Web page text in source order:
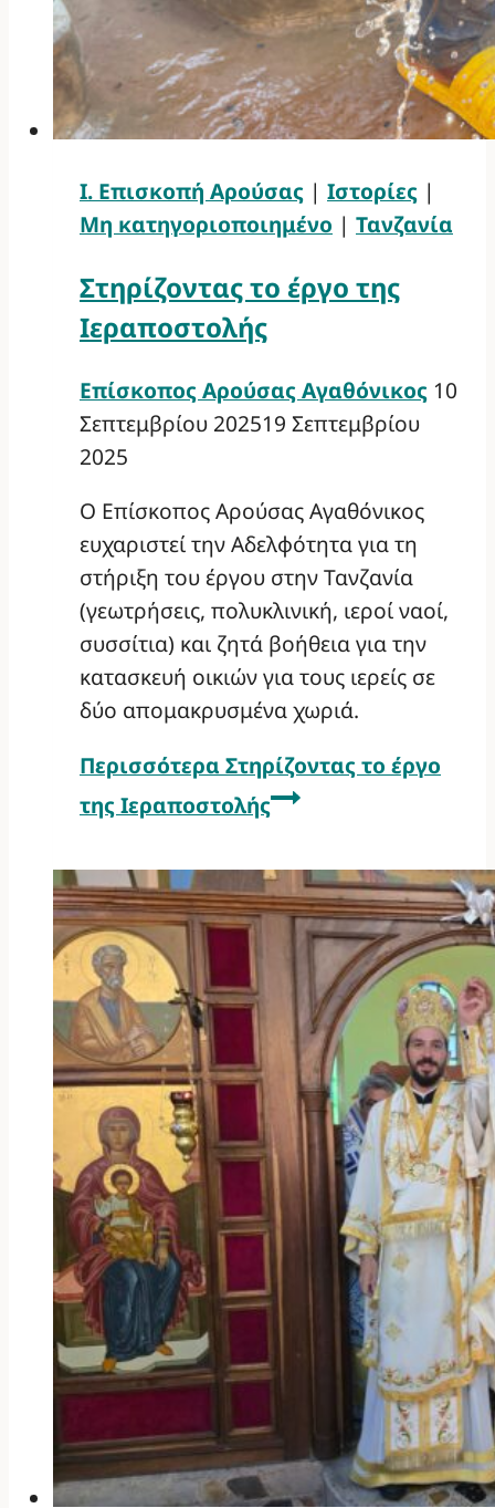
Ι. Επισκοπή Αρούσας | Ιστορίες |
Μη κατηγοριοποιημένο | Τανζανία
Στηρίζοντας το έργο της
Ιεραποστολής
Επίσκοπος Αρούσας Αγαθόνικος 10
Σεπτεμβρίου 202519 Σεπτεμβρίου
2025
Ο Επίσκοπος Αρούσας Αγαθόνικος
ευχαριστεί την Αδελφότητα για τη
στήριξη του έργου στην Τανζανία
(γεωτρήσεις, πολυκλινική, ιεροί ναοί,
συσσίτια) και ζητά βοήθεια για την
κατασκευή οικιών για τους ιερείς σε
δύο απομακρυσμένα χωριά.
Περισσότερα Στηρίζοντας το έργο
της Ιεραποστολής